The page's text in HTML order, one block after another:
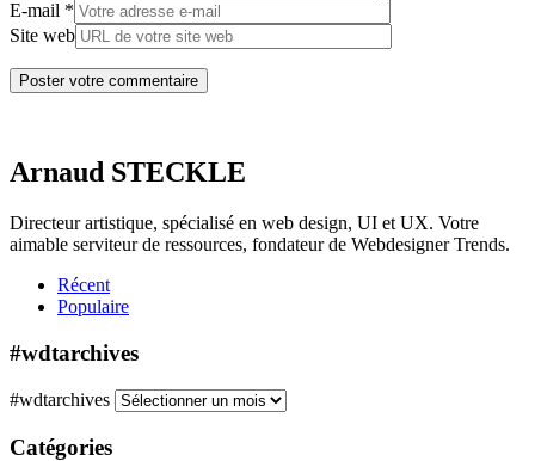
E-mail *
Site web
Arnaud STECKLE
Directeur artistique, spécialisé en web design, UI et UX. Votre
aimable serviteur de ressources, fondateur de Webdesigner Trends.
Récent
Populaire
#wdtarchives
#wdtarchives
Catégories